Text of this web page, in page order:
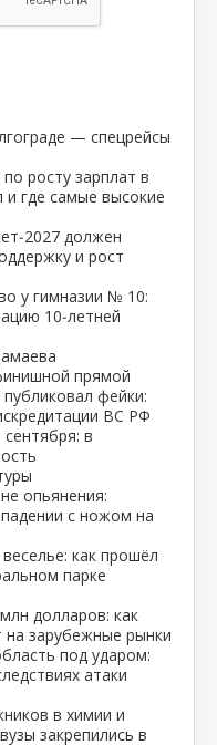
— спецрейсы
росту зарплат в
и где самые высокие
должен
и рост
у гимназии № 10:
10‑летней
прямой
фейки:
ВС РФ
в
опьянения:
с ножом на
как прошёл
парке
долларов: как
на зарубежные рынки
под ударом:
атаки
в химии и
закрепились в